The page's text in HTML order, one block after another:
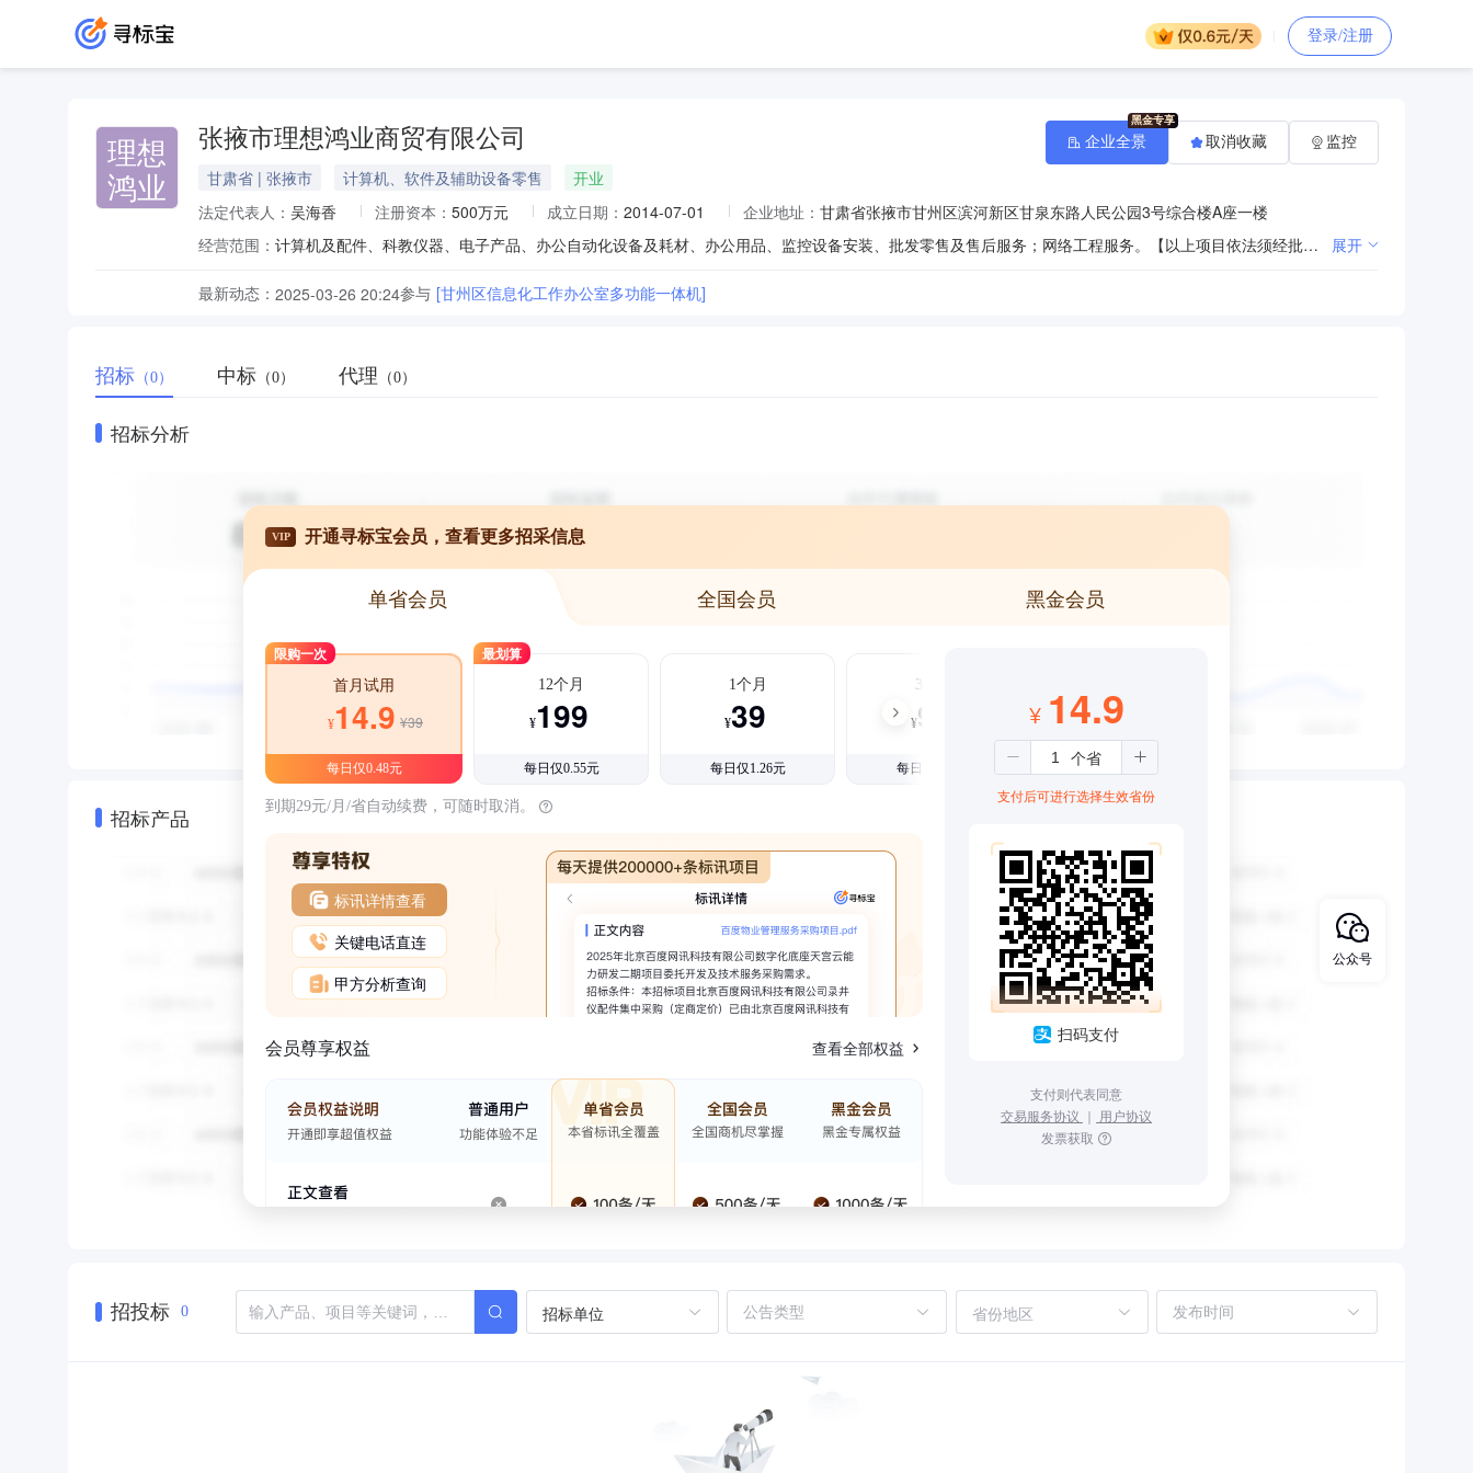
登录/注册
理想
鸿业
张掖市理想鸿业商贸有限公司
甘肃省 | 张掖市 计算机、软件及辅助设备零售
开业
法定代表人： 吴海香 注册资本： 500万元 成立日期： 2014-07-01 企业地址： 甘肃省张掖市甘州区滨河新区甘泉东路人民公园3号综合楼A座一楼
经营范围：
计算机及配件、科教仪器、电子产品、办公自动化设备及耗材、办公用品、监控设备安装、批发零售及售后服务；网络工程服务。【以上项目依法须经批准的，经相关部门批准后方可开展经营活动】* 展开
最新动态： 2025-03-26 20:24参与 [甘州区信息化工作办公室多功能一体机]
企业全景 取消收藏 监控
招标 （0） 中标 （0） 代理 （0）
招标分析
招标产品
VIP 开通寻标宝会员，查看更多招采信息
单省会员 全国会员 黑金会员
限购一次
首月试用
¥14.9 ¥39
每日仅0.48元
最划算
12个月
¥199
每日仅0.55元
1个月
¥39
每日仅1.26元
3个月
¥99
每日仅1.08元
到期29元/月/省自动续费，可随时取消。
标讯详情查看
关键电话直连
甲方分析查询
会员尊享权益 查看全部权益
¥ 14.9
支付后可进行选择生效省份
扫码支付
支付则代表同意
交易服务协议 ｜ 用户协议
发票获取
招投标 0 招标单位 省份地区
公众号